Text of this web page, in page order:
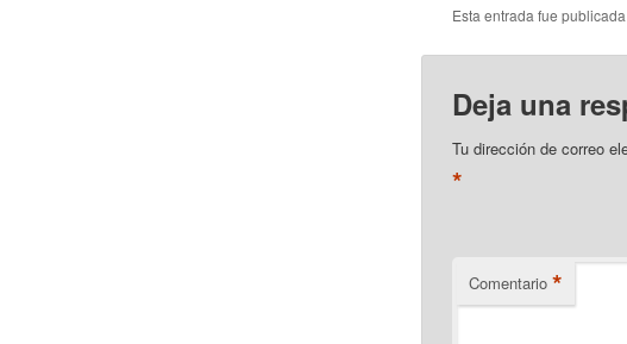
Esta entrada fue
Deja una
Tu dirección de correo
*
Comentario *